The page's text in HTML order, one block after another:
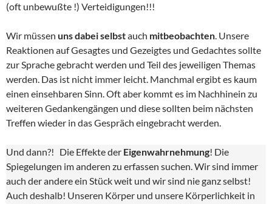
(oft unbewußte !) Verteidigungen!!!
Wir müssen uns dabei selbstauch mitbeobachten. Unsere
Reaktionen auf Gesagtes und Gezeigtes und Gedachtes sollte
zur Sprache gebracht werden und Teil des jeweiligen Themas
werden. Das ist nicht immer leicht. Manchmal ergibt es kaum
einen einsehbaren Sinn. Oft aber kommt es im Nachhinein zu
weiteren Gedankengängen und diese sollten beim nächsten
Treffen wieder in das Gespräch eingebracht werden.
Und dann?! Die Effekte der Eigenwahrnehmung! Die
Spiegelungen im anderen zu erfassen suchen. Wir sind immer
auch der andere ein Stück weit und wir sind nie ganz selbst!
Auch deshalb! Unseren Körper und unsere Körperlichkeit in